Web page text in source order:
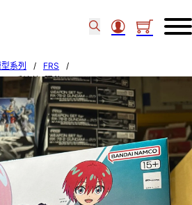
系列 / FRS
/
天手讓葉 (瑪秋) 68567